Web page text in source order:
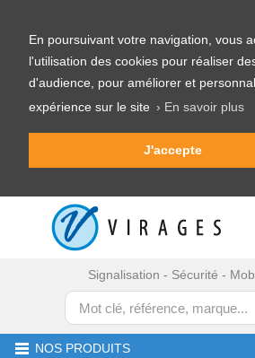
En poursuivant votre navigation, vous
l'utilisation des cookies pour réaliser
d'audience, pour améliorer et
expérience sur le site › En savoir plus
J'accepte
Signalisation - Sécurité -
NOS PRODUITS